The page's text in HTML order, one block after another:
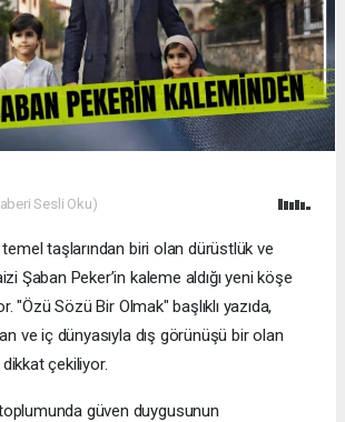
Sesli Oku)
temel taşlarından biri olan dürüstlük ve
Şaban Peker’in kaleme aldığı yeni köşe
"Özü Sözü Bir Olmak" başlıklı yazıda,
ve iç dünyasıyla dış görünüşü bir olan
çekiliyor.
güven duygusunun